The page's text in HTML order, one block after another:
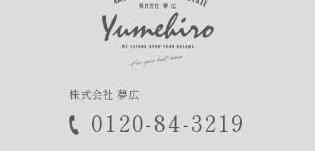
株式会社 夢広
0120-84-3219